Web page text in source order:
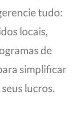
tudo:
locais,
de
simplificar
lucros.